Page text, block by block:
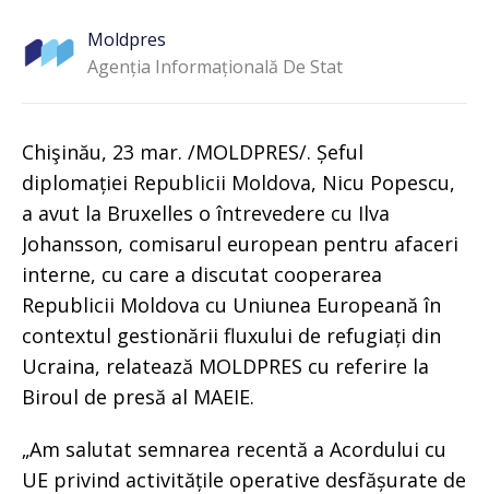
Moldpres
Agenția Informațională De Stat
Chişinău, 23 mar. /MOLDPRES/. Șeful
diplomației Republicii Moldova, Nicu Popescu,
a avut la Bruxelles o întrevedere cu Ilva
Johansson, comisarul european pentru afaceri
interne, cu care a discutat cooperarea
Republicii Moldova cu Uniunea Europeană în
contextul gestionării fluxului de refugiați din
Ucraina, relatează MOLDPRES cu referire la
Biroul de presă al MAEIE.
„Am salutat semnarea recentă a Acordului cu
UE privind activitățile operative desfășurate de